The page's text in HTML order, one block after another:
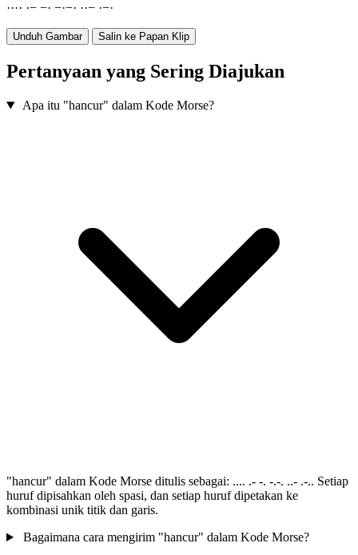
···· ·− −· −·−· ··− ·−·
Unduh Gambar Salin ke Papan Klip
Pertanyaan yang Sering Diajukan
Apa itu "hancur" dalam Kode Morse?
"hancur" dalam Kode Morse ditulis sebagai: .... .- -. -.-. ..- .-.. Setiap
huruf dipisahkan oleh spasi, dan setiap huruf dipetakan ke
kombinasi unik titik dan garis.
Bagaimana cara mengirim "hancur" dalam Kode Morse?